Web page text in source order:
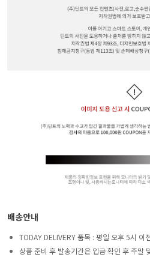
배송안내
TODAY DELIVERY 품목 : 평일 오후 5시 이
상품 준비 후 발송기간은 입금 확인 후 주말